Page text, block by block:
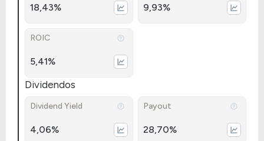
18,43% 9,93%
ROIC
5,41%
Dividendos
Dividend Yield
4,06%
Payout
28,70%